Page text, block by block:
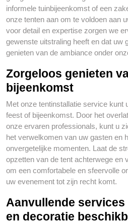
informele tuinbijeenkomst of een
onze tenten aan om te voldoen aan
voor detail en expertise zorgen we
gewenste uitstraling heeft en dat uw
genieten van de ambiance onder
Zorgeloos genieten
bijeenkomst
Met onze tentinstallatie service kunt
feest of bijeenkomst. Door het
onze ervaren professionals, kunt u
het verwelkomen van uw gasten en
onvergetelijke momenten. Laat de
opzetten van de tent achterwege en
om een comfortabele en sfeervolle
uw evenement tot zijn recht komt.
Aanvullende
en decoratie